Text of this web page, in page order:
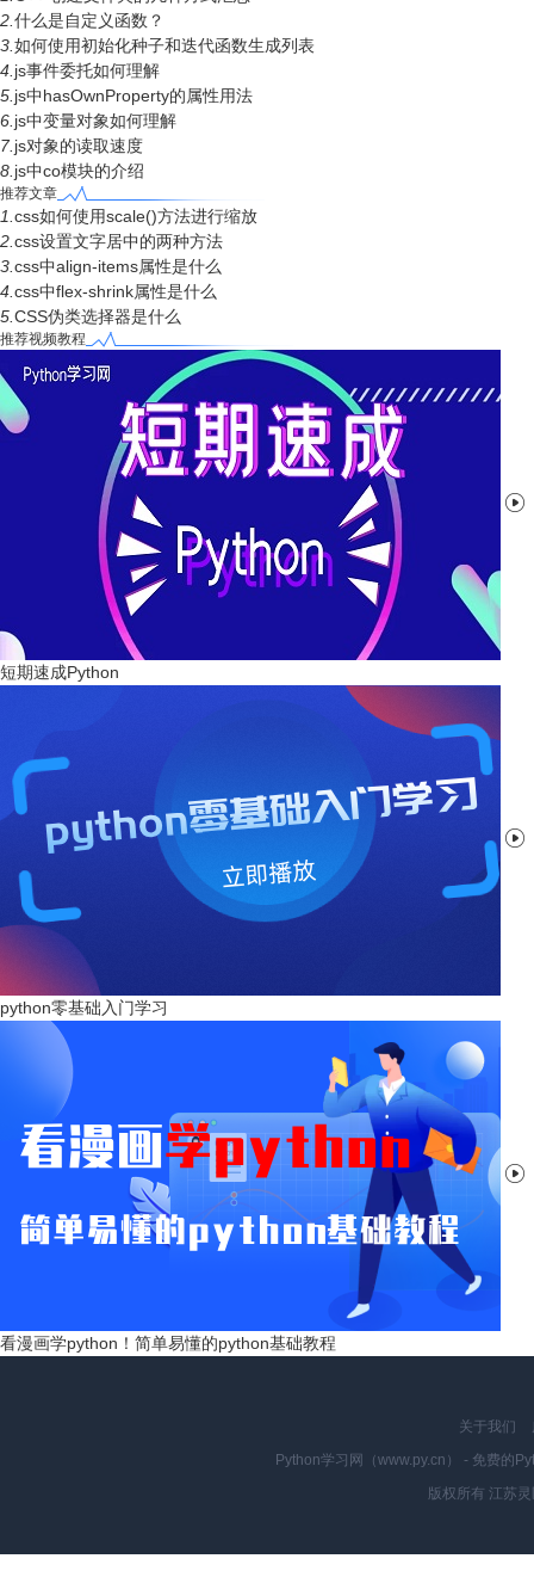
2. 什么是自定义函数？
3. 如何使用初始化种子和迭代函数生成列表
4. js事件委托如何理解
5. js中hasOwnProperty的属性用法
6. js中变量对象如何理解
7. js对象的读取速度
8. js中co模块的介绍
推荐文章
1. css如何使用scale()方法进行缩放
2. css设置文字居中的两种方法
3. css中align-items属性是什么
4. css中flex-shrink属性是什么
5. CSS伪类选择器是什么
推荐视频教程

短期速成Python

python零基础入门学习

看漫画学python！简单易懂的python基础教程
关于我们
Python学习网（www.py.cn） - 免费的
版权所有 江苏